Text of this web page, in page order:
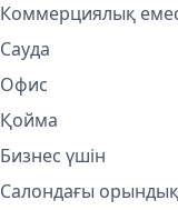
Коммерциялық
Сауда
Офис
Қойма
Бизнес үшін
Салондағы орындық